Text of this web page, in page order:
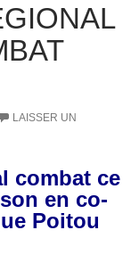
LAISSER UN
combat ce
en co-
Poitou